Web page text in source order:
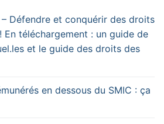
Défendre et conquérir des droits
téléchargement : un guide de
et le guide des droits des
en dessous du SMIC : ça